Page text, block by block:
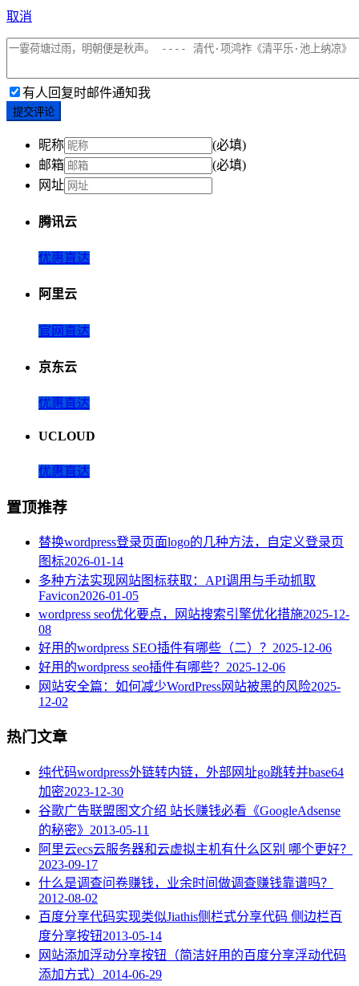
取消
有人回复时邮件通知我
提交评论
昵称
(必填)
邮箱
(必填)
网址
腾讯云
优惠直达
阿里云
官网直达
京东云
优惠直达
UCLOUD
优惠直达
置顶推荐
替换wordpress登录页面logo的几种方法，自定义登录页
图标2026-01-14
多种方法实现网站图标获取：API调用与手动抓取
Favicon2026-01-05
wordpress seo优化要点，网站搜索引擎优化措施2025-12-
08
好用的wordpress SEO插件有哪些（二）？ 2025-12-06
好用的wordpress seo插件有哪些？ 2025-12-06
网站安全篇：如何减少WordPress网站被黑的风险2025-
12-02
热门文章
纯代码wordpress外链转内链，外部网址go跳转并base64
加密2023-12-30
谷歌广告联盟图文介绍 站长赚钱必看《GoogleAdsense
的秘密》 2013-05-11
阿里云ecs云服务器和云虚拟主机有什么区别 哪个更好？
2023-09-17
什么是调查问卷赚钱，业余时间做调查赚钱靠谱吗？
2012-08-02
百度分享代码实现类似Jiathis侧栏式分享代码 侧边栏百
度分享按钮2013-05-14
网站添加浮动分享按钮（简洁好用的百度分享浮动代码
添加方式） 2014-06-29